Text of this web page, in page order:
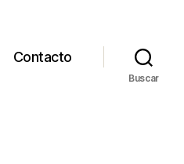
Contacto
Buscar